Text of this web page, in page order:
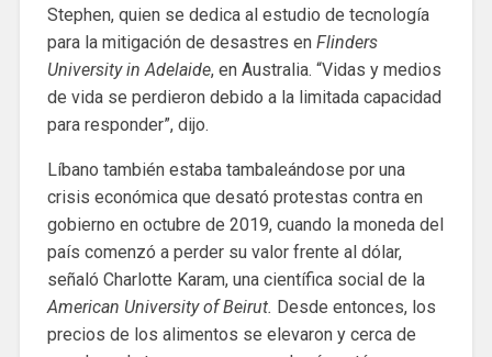
Stephen, quien se dedica al estudio de tecnología
para la mitigación de desastres en Flinders
University in Adelaide, en Australia. “Vidas y medios
de vida se perdieron debido a la limitada capacidad
para responder”, dijo.
Líbano también estaba tambaleándose por una
crisis económica que desató protestas contra en
gobierno en octubre de 2019, cuando la moneda del
país comenzó a perder su valor frente al dólar,
señaló Charlotte Karam, una científica social de la
American University of Beirut. Desde entonces, los
precios de los alimentos se elevaron y cerca de